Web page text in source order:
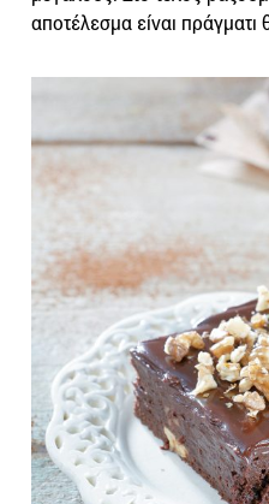
αποτέλεσμα είναι πράγματι